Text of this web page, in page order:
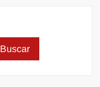
Buscar